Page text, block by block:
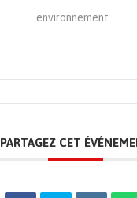
environnement
PARTAGEZ CET